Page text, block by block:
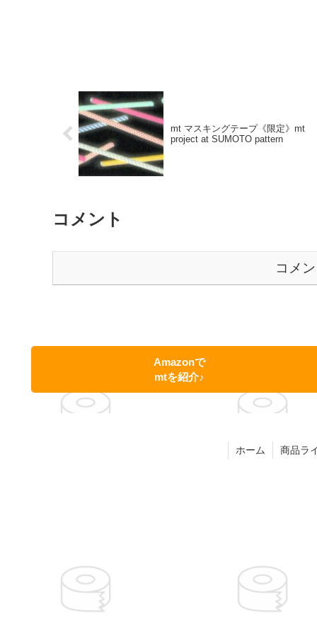
mt マスキングテープ《限定》mt
project at SUMOTO pattern
コメント
コメ
Amazonで
mtを紹介♪
ホーム 商品ラ